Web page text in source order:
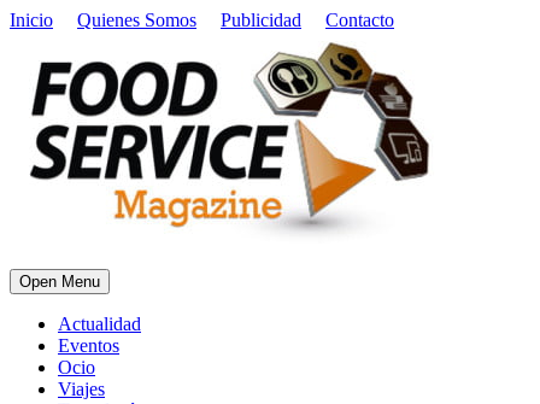
Inicio Quienes Somos Publicidad Contacto
Open Menu
Actualidad
Eventos
Ocio
Viajes